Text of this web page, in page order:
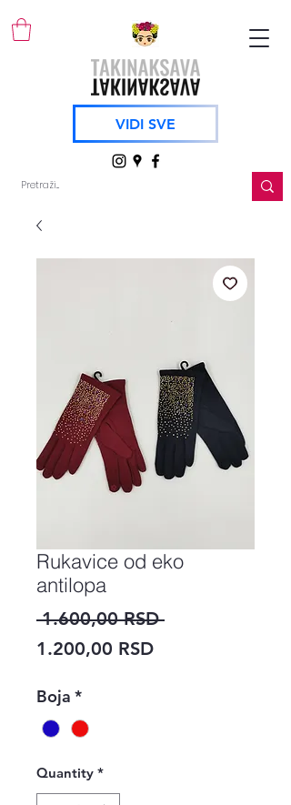
VIDI SVE
Rukavice od eko
antilopa
1.600,00 RSD Regular
1.200,00 RSDSale
Boja *
Quantity *